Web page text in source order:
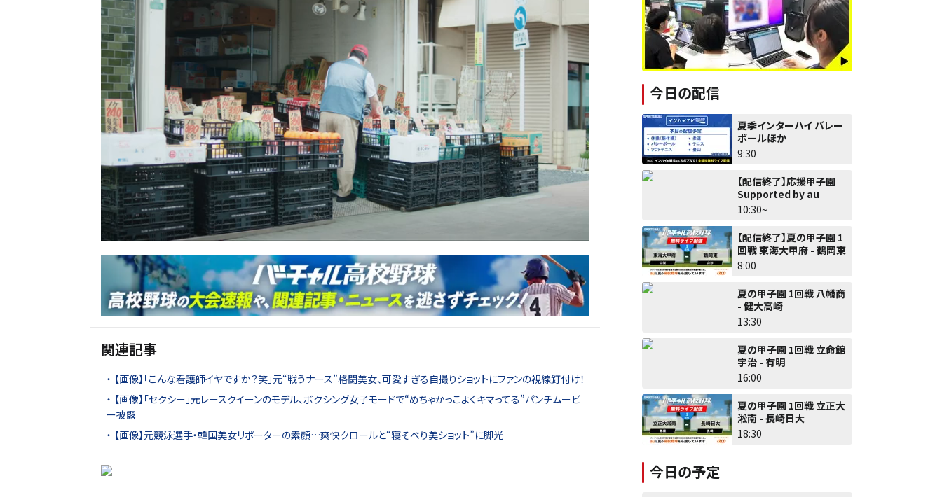
関連記事
【画像】「こんな看護師イヤですか？笑」元“戦うナース”格闘美女、可愛すぎる自撮りショットにファンの視線釘付け！
【画像】「セクシー」元レースクイーンのモデル、ボクシング女子モードで“めちゃかっこよくキマってる”パンチムービ
ー披露
【画像】元競泳選手・韓国美女リポーターの素顔…爽快クロールと“寝そべり美ショット”に脚光
今日の配信
夏季インターハイ バレー
ボールほか
9:30
【配信終了】応援甲子園
Supported by au
10:30~
【配信終了】夏の甲子園 1
回戦 東海大甲府 - 鶴岡東
8:00
夏の甲子園 1回戦 八幡商
- 健大高崎
13:30
夏の甲子園 1回戦 立命館
宇治 - 有明
16:00
夏の甲子園 1回戦 立正大
淞南 - 長崎日大
18:30
今日の予定